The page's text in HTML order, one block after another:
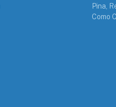
Pina,
Como